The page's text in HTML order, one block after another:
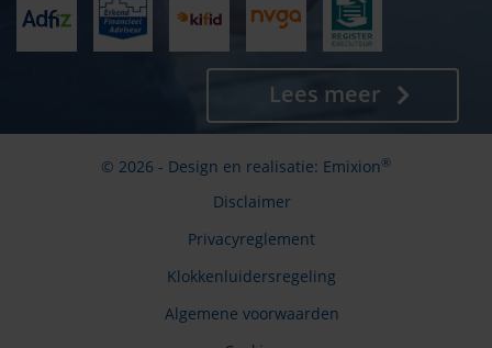
Lees meer
© 2026 - Design en realisatie: Emixion®
Disclaimer
Privacyreglement
Klokkenluidersregeling
Algemene voorwaarden